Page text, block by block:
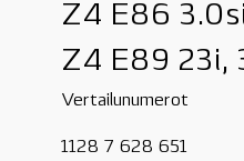
Z4 E86
Z4 E89 23i,
Vertailunumerot
1128 7 628 651